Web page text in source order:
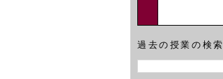
過去の授業の検索